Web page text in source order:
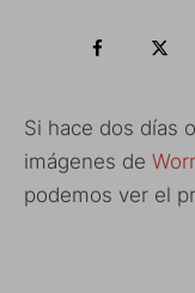
Si hace dos días
imágenes de
podemos ver el